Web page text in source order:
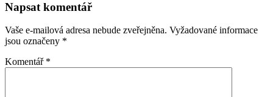
Napsat komentář
Vaše e-mailová adresa nebude zveřejněna. Vyžadované informace
jsou označeny *
Komentář *